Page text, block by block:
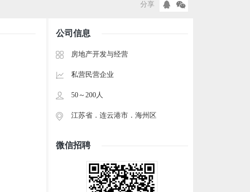
分享
公司信息
房地产开发与经营
私营民营企业
50～200人
江苏省． 连云港市 ． 海州区
微信招聘